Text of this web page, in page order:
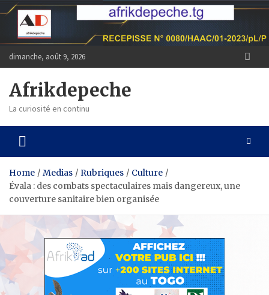
Skip
content
dimanche, août 9, 2026
Afrikdepeche
La curiosité en continu
Home Medias Rubriques
Culture
Évala : des combats spectaculaires mais dangereux, une
couverture sanitaire bien organisée